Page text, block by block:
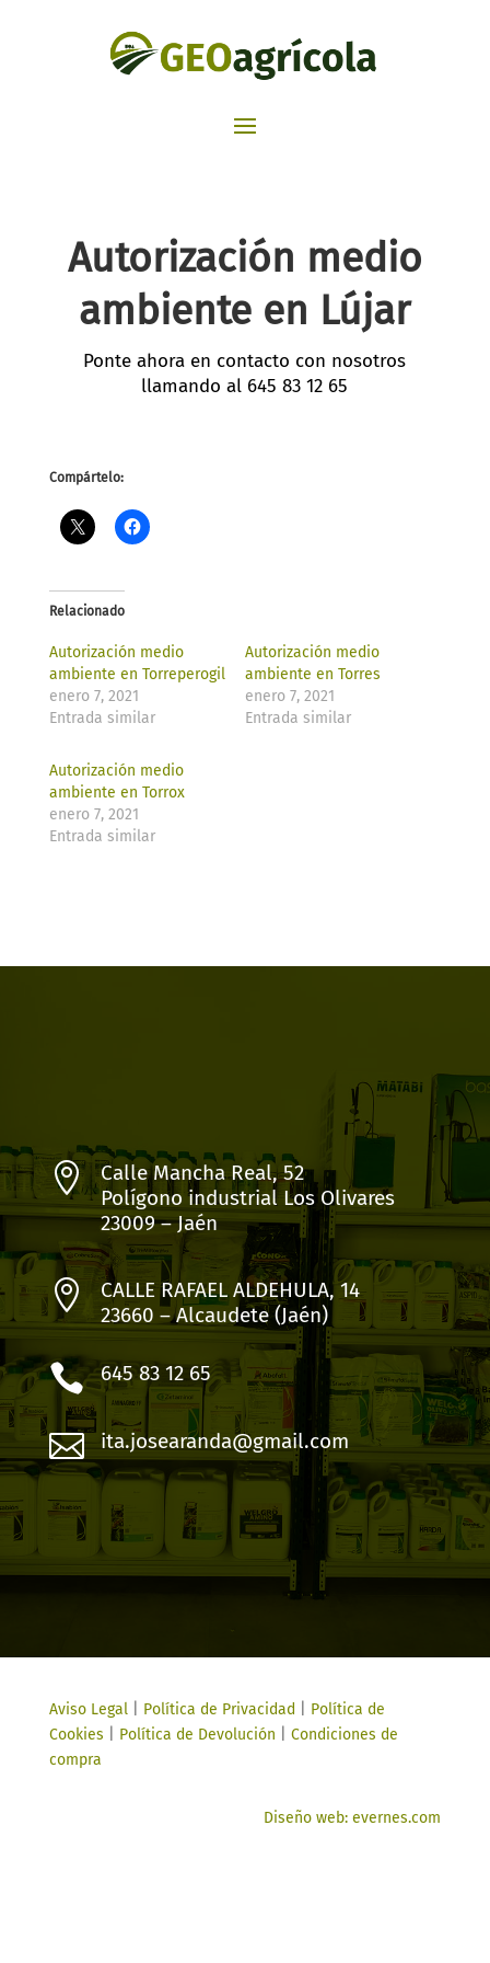
Autorización medio
ambiente en Lújar
Ponte ahora en contacto con nosotros
llamando al 645 83 12 65
Compártelo:
Relacionado
Autorización medio
ambiente en Torreperogil
enero 7, 2021
Entrada similar
Autorización medio
ambiente en Torres
enero 7, 2021
Entrada similar
Autorización medio
ambiente en Torrox
enero 7, 2021
Entrada similar

Calle Mancha Real, 52
Polígono industrial Los Olivares
23009 – Jaén

CALLE RAFAEL ALDEHULA, 14
23660 – Alcaudete (Jaén)
 645 83 12 65
 ita.josearanda@gmail.com
Aviso Legal| Política de Privacidad
Política de
Cookies
Política de Devolución
Condiciones de
compra
Diseño web: evernes.com